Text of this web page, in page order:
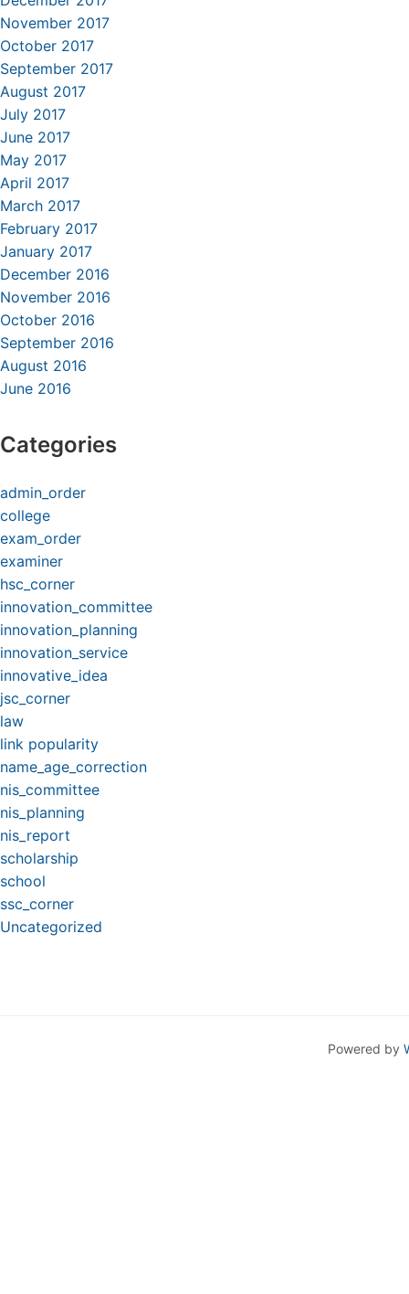
November 2017
October 2017
September 2017
August 2017
July 2017
June 2017
May 2017
April 2017
March 2017
February 2017
January 2017
December 2016
November 2016
October 2016
September 2016
August 2016
June 2016
Categories
admin_order
college
exam_order
examiner
hsc_corner
innovation_committee
innovation_planning
innovation_service
innovative_idea
jsc_corner
law
link popularity
name_age_correction
nis_committee
nis_planning
nis_report
scholarship
school
ssc_corner
Uncategorized
Powered by